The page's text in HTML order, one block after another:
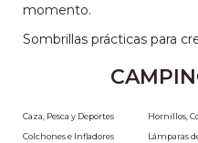
momento.
Sombrillas prácticas para
Caza, Pesca y Deportes
Colchones e Infladores
Hornillos,
Lámparas